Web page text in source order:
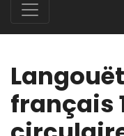
français